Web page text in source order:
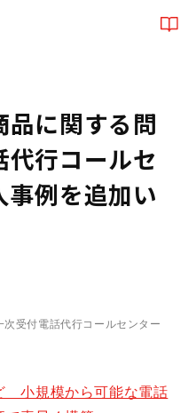
品に関する問
行コールセ
事例を追加い
次受付電話代行コールセンター
小規模から可能な電話